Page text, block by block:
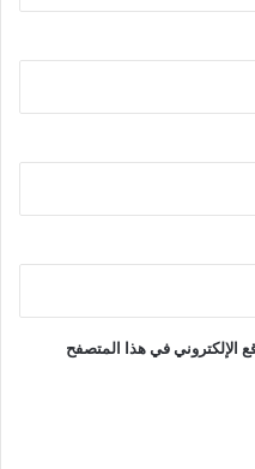
الإلكتروني في هذا المتصفح